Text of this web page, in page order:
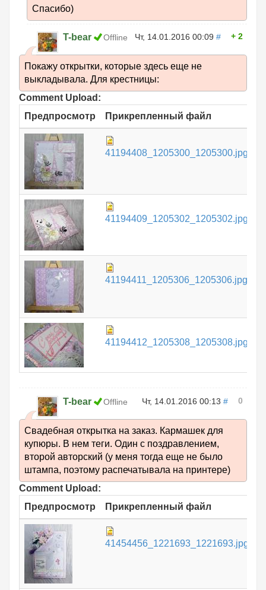
Спасибо)
T-bear Offline Чт, 14.01.2016 00:09 # 2
Покажу открытки, которые здесь еще не
выкладывала. Для крестницы:
Comment Upload:
Предпросмотр
Прикрепленный файл
41194408_1205300_1205300.jpg
41194409_1205302_1205302.jpg
41194411_1205306_1205306.jpg
41194412_1205308_1205308.jpg
T-bear Offline Чт, 14.01.2016 00:13 # 0
Свадебная открытка на заказ. Кармашек для
купюры. В нем теги. Один с поздравлением,
второй авторский (у меня тогда еще не было
штампа, поэтому распечатывала на принтере)
Comment Upload:
Предпросмотр
Прикрепленный файл
41454456_1221693_1221693.jpg